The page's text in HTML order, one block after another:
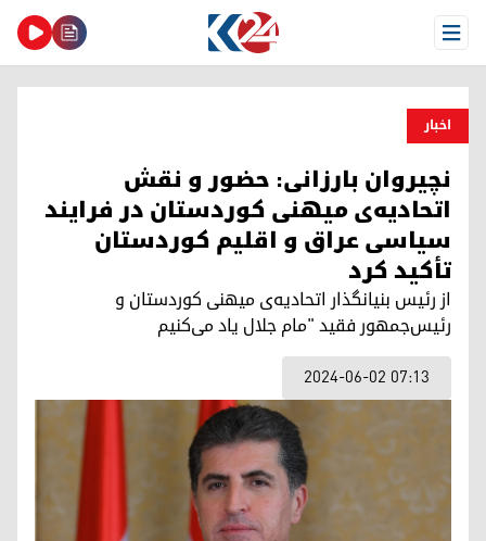
Open Menu
اخبار
نچیروان بارزانی: حضور و نقش
اتحادیه‌ی میهنی کوردستان در فرایند
سیاسی عراق و اقلیم کوردستان
تأکید کرد
از رئیس بنیانگذار اتحادیه‌ی میهنی کوردستان و
رئیس‌جمهور فقید "مام جلال یاد می‌کنیم
2024-06-02 07:13